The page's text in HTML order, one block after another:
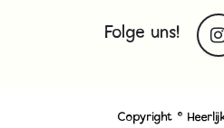
Folge uns!
Copyright ©